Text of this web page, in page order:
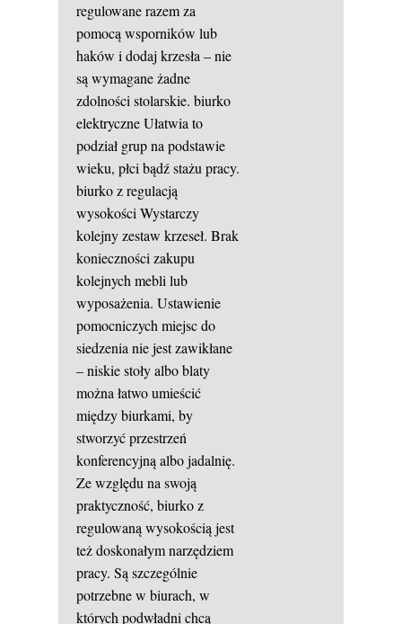
regulowane razem za
pomocą wsporników lub
haków i dodaj krzesła – nie
są wymagane żadne
zdolności stolarskie. biurko
elektryczneUłatwia to
podział grup na podstawie
wieku, płci bądź stażu pracy.
biurko z regulacją
wysokościWystarczy
kolejny zestaw krzeseł. Brak
konieczności zakupu
kolejnych mebli lub
wyposażenia. Ustawienie
pomocniczych miejsc do
siedzenia nie jest zawikłane
– niskie stoły albo blaty
można łatwo umieścić
między biurkami, by
stworzyć przestrzeń
konferencyjną albo jadalnię.
Ze względu na swoją
praktyczność, biurko z
regulowaną wysokością jest
też doskonałym narzędziem
pracy. Są szczególnie
potrzebne w biurach, w
których podwładni chcą